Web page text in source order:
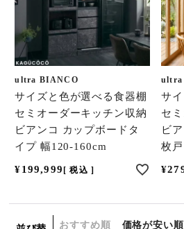
ultra BIANCO
サイズと色が選べる食器棚
セミオーダーキッチン収納
ビアンコ カップボードタ
イプ 幅120-160cm
¥199,999 税込
ultra
サ
セ
ビ
枚
¥
おすすめ順 価格が安い順